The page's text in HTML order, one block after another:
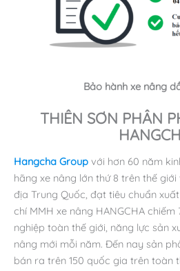
Bảo hành xe nâng
THIÊN SƠN PHÂN
Hangcha Group với hơn 60 năm
hãng xe nâng lớn thứ 8 trên thế
địa Trung Quốc, đạt tiêu chuẩn
chí MMH xe nâng HANGCHA chiếm
nghiệp toàn thế giới, năng lực sản
nâng mới mỗi năm. Đến nay sản
bán ra trên 150 quốc gia trên toàn